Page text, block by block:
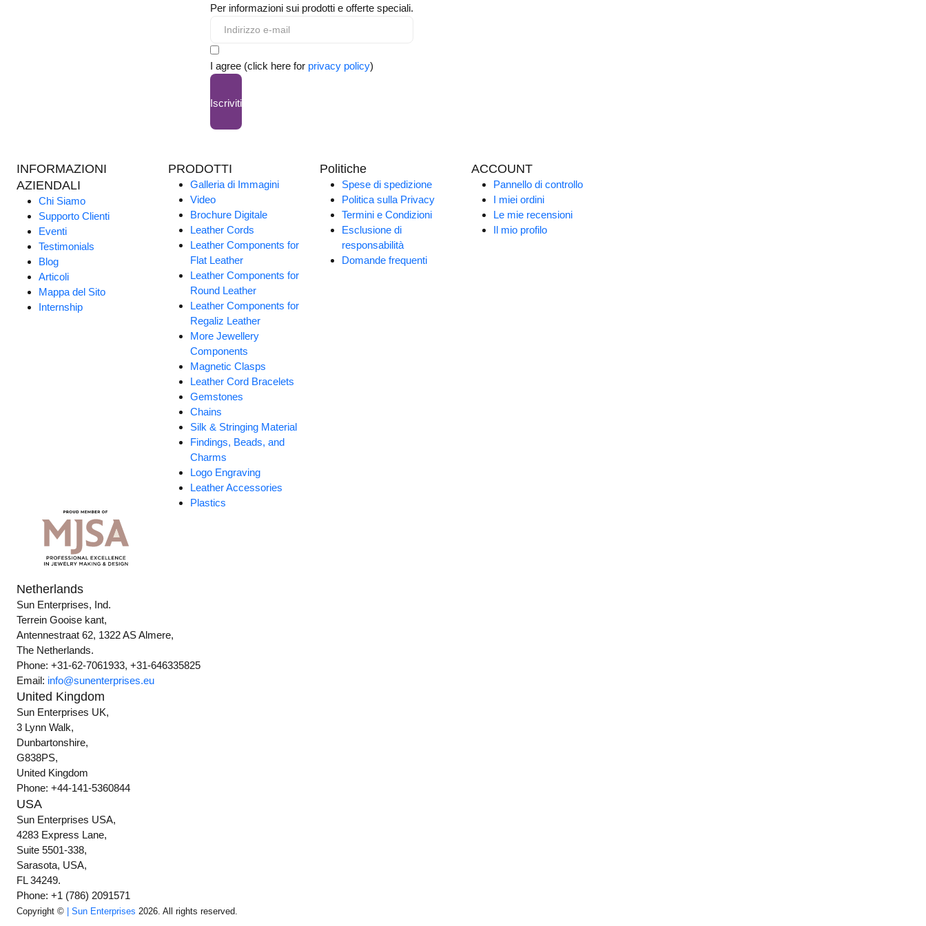
Per informazioni sui prodotti e offerte speciali.
I agree (click here for privacy policy)
Iscriviti
INFORMAZIONI
AZIENDALI
Chi Siamo
Supporto Clienti
Eventi
Testimonials
Blog
Articoli
Mappa del Sito
Internship
PRODOTTI
Galleria di Immagini
Video
Brochure Digitale
Leather Cords
Leather Components for
Flat Leather
Leather Components for
Round Leather
Leather Components for
Regaliz Leather
More Jewellery
Components
Magnetic Clasps
Leather Cord Bracelets
Gemstones
Chains
Silk & Stringing Material
Findings, Beads, and
Charms
Logo Engraving
Leather Accessories
Plastics
Politiche
Spese di spedizione
Politica sulla Privacy
Termini e Condizioni
Esclusione di
responsabilità
Domande frequenti
ACCOUNT
Pannello di controllo
I miei ordini
Le mie recensioni
Il mio profilo
Netherlands
Sun Enterprises, Ind.
Terrein Gooise kant,
Antennestraat 62, 1322 AS Almere,
The Netherlands.
Phone: +31-62-7061933, +31-646335825
Email: info@sunenterprises.eu
United Kingdom
Sun Enterprises UK,
3 Lynn Walk,
Dunbartonshire,
G838PS,
United Kingdom
Phone: +44-141-5360844
USA
Sun Enterprises USA,
4283 Express Lane,
Suite 5501-338,
Sarasota, USA,
FL 34249.
Phone: +1 (786) 2091571
Copyright © | Sun Enterprises 2026. All rights reserved.